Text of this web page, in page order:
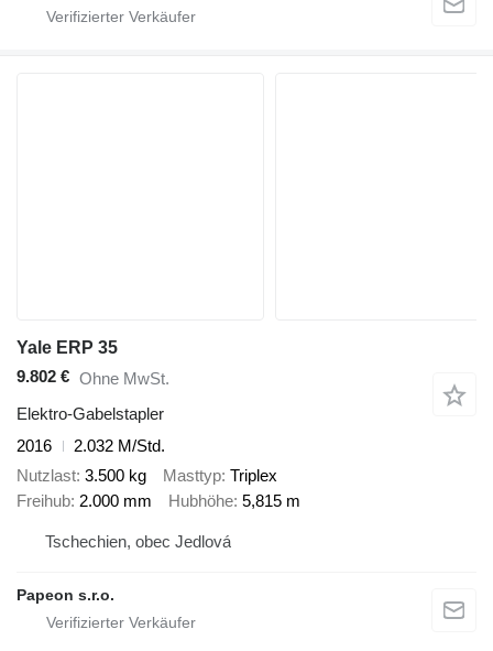
Yale ERP 35
9.802 € Ohne MwSt.
Elektro-Gabelstapler
2016
2.032 M/Std.
Nutzlast 3.500 kg Masttyp Triplex
Freihub 2.000 mm Hubhöhe 5,815 m
Tschechien, obec Jedlová
Papeon s.r.o.